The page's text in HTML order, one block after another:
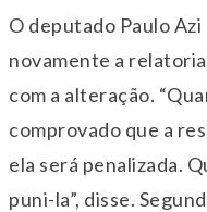
O deputado Paulo
novamente a
com a alteração.
comprovado que a
ela será penalizada.
puni-la”, disse.